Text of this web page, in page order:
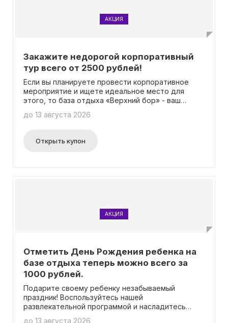
АКЦИЯ
Закажите недорогой корпоративный
тур всего от 2500 рублей!
Если вы планируете провести корпоративное
мероприятие и ищете идеальное место для
этого, то база отдыха «Верхний бор» - ваш
уникальные условия для проведения
гостя. Такое предложение не требует ввода
промокода и доступно для всех желающих. Не
до 13 августа 2026
Открыть купон
АКЦИЯ
Отметить День Рождения ребенка на
базе отдыха теперь можно всего за
1000 рублей.
Подарите своему ребенку незабываемый
праздник! Воспользуйтесь нашей
развлекательной программой и насладитесь
до 13 августа 2026